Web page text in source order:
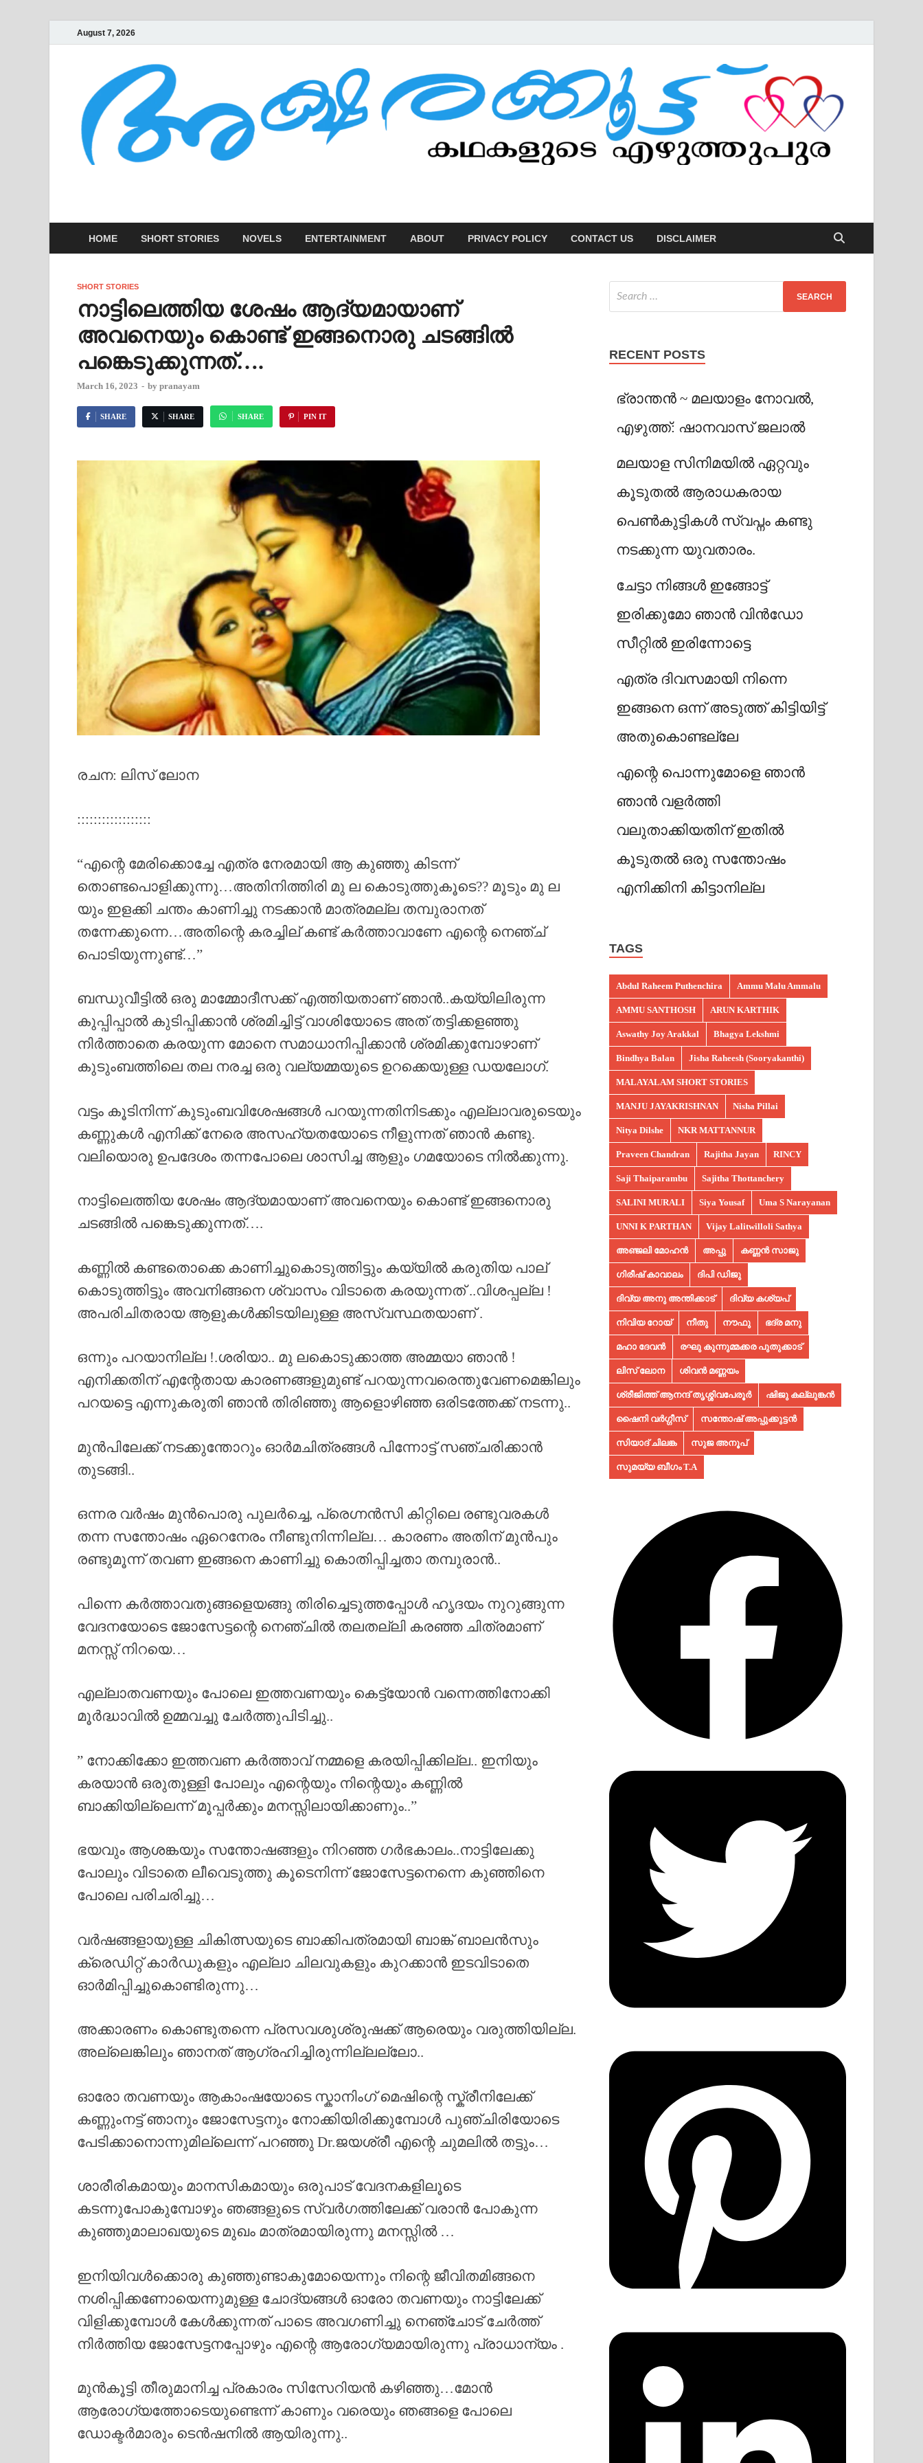
August 7, 2026
HOME SHORT STORIES NOVELS ENTERTAINMENT ABOUT PRIVACY POLICY CONTACT US DISCLAIMER
SHORT STORIES
നാട്ടിലെത്തിയ ശേഷം ആദ്യമായാണ്
അവനെയും കൊണ്ട് ഇങ്ങനൊരു ചടങ്ങിൽ
പങ്കെടുക്കുന്നത്….
March 16, 2023 - by pranayam
SHARE SHARE SHARE PIN IT
രചന: ലിസ് ലോന
::::::::::::::::::
“എന്റെ മേരിക്കൊച്ചേ എത്ര നേരമായി ആ കുഞ്ഞു കിടന്ന്
തൊണ്ടപൊളിക്കുന്നു…അതിനിത്തിരി മു ല കൊടുത്തുകൂടെ?? മൂടും മു ല
യും ഇളക്കി ചന്തം കാണിച്ചു നടക്കാൻ മാത്രമല്ല തമ്പുരാനത്
തന്നേക്കുന്നെ…അതിന്റെ കരച്ചില് കണ്ട് കർത്താവാണേ എന്റെ നെഞ്ച്
പൊടിയുന്നുണ്ട്…”
ബന്ധുവീട്ടിൽ ഒരു മാമ്മോദീസക്ക് എത്തിയതാണ് ഞാൻ..കയ്യിലിരുന്ന
കുപ്പിപ്പാൽ കുടിപ്പിക്കാൻ ശ്രമിച്ചിട്ട് വാശിയോടെ അത് തട്ടിക്കളഞ്ഞു
നിർത്താതെ കരയുന്ന മോനെ സമാധാനിപ്പിക്കാൻ ശ്രമിക്കുമ്പോഴാണ്
കുടുംബത്തിലെ തല നരച്ച ഒരു വല്യമ്മയുടെ ഉറക്കെയുള്ള ഡയലോഗ്.
വട്ടം കൂടിനിന്ന് കുടുംബവിശേഷങ്ങൾ പറയുന്നതിനിടക്കും എല്ലാവരുടെയും
കണ്ണുകൾ എനിക്ക് നേരെ അസഹ്യതയോടെ നീളുന്നത് ഞാൻ കണ്ടു.
വലിയൊരു ഉപദേശം തന്നപോലെ ശാസിച്ച ആളും ഗമയോടെ നിൽക്കുന്നു.
നാട്ടിലെത്തിയ ശേഷം ആദ്യമായാണ് അവനെയും കൊണ്ട് ഇങ്ങനൊരു
ചടങ്ങിൽ പങ്കെടുക്കുന്നത്….
കണ്ണിൽ കണ്ടതൊക്കെ കാണിച്ചുകൊടുത്തിട്ടും കയ്യിൽ കരുതിയ പാല്
കൊടുത്തിട്ടും അവനിങ്ങനെ ശ്വാസം വിടാതെ കരയുന്നത് ..വിശപ്പല്ല !
അപരിചിതരായ ആളുകൾക്കിടയിലുള്ള അസ്വസ്ഥതയാണ് .
ഒന്നും പറയാനില്ല !.ശരിയാ.. മു ലകൊടുക്കാത്ത അമ്മയാ ഞാൻ !
എനിക്കതിന് എന്റേതായ കാരണങ്ങളുമുണ്ട് പറയുന്നവരെന്തുവേണമെങ്കിലും
പറയട്ടെ എന്നുകരുതി ഞാൻ തിരിഞ്ഞു ആളൊഴിഞ്ഞ ഒരിടത്തേക്ക് നടന്നു..
മുൻപിലേക്ക് നടക്കുന്തോറും ഓർമചിത്രങ്ങൾ പിന്നോട്ട് സഞ്ചരിക്കാൻ
തുടങ്ങി..
ഒന്നര വർഷം മുൻപൊരു പുലർച്ചെ, പ്രെഗ്നൻസി കിറ്റിലെ രണ്ടുവരകൾ
തന്ന സന്തോഷം ഏറെനേരം നീണ്ടുനിന്നില്ല… കാരണം അതിന് മുൻപും
രണ്ടുമൂന്ന് തവണ ഇങ്ങനെ കാണിച്ചു കൊതിപ്പിച്ചതാ തമ്പുരാൻ..
പിന്നെ കർത്താവതുങ്ങളെയങ്ങു തിരിച്ചെടുത്തപ്പോൾ ഹൃദയം നുറുങ്ങുന്ന
വേദനയോടെ ജോസേട്ടന്റെ നെഞ്ചിൽ തലതല്ലി കരഞ്ഞ ചിത്രമാണ്
മനസ്സ് നിറയെ…
എല്ലാതവണയും പോലെ ഇത്തവണയും കെട്ട്യോൻ വന്നെത്തിനോക്കി
മൂർദ്ധാവിൽ ഉമ്മവച്ചു ചേർത്തുപിടിച്ചു..
” നോക്കിക്കോ ഇത്തവണ കർത്താവ് നമ്മളെ കരയിപ്പിക്കില്ല.. ഇനിയും
കരയാൻ ഒരുതുള്ളി പോലും എന്റെയും നിന്റെയും കണ്ണിൽ
ബാക്കിയില്ലെന്ന് മൂപ്പർക്കും മനസ്സിലായിക്കാണും..”
ഭയവും ആശങ്കയും സന്തോഷങ്ങളും നിറഞ്ഞ ഗർഭകാലം..നാട്ടിലേക്കു
പോലും വിടാതെ ലീവെടുത്തു കൂടെനിന്ന് ജോസേട്ടനെന്നെ കുഞ്ഞിനെ
പോലെ പരിചരിച്ചു…
വർഷങ്ങളായുള്ള ചികിത്സയുടെ ബാക്കിപത്രമായി ബാങ്ക് ബാലൻസും
ക്രെഡിറ്റ് കാർഡുകളും എല്ലാ ചിലവുകളും കുറക്കാൻ ഇടവിടാതെ
ഓർമിപ്പിച്ചുകൊണ്ടിരുന്നു…
അക്കാരണം കൊണ്ടുതന്നെ പ്രസവശുശ്രുഷക്ക് ആരെയും വരുത്തിയില്ല.
അല്ലെങ്കിലും ഞാനത് ആഗ്രഹിച്ചിരുന്നില്ലല്ലോ..
ഓരോ തവണയും ആകാംഷയോടെ സ്കാനിംഗ് മെഷിന്റെ സ്ക്രീനിലേക്ക്
കണ്ണുംനട്ട് ഞാനും ജോസേട്ടനും നോക്കിയിരിക്കുമ്പോൾ പുഞ്ചിരിയോടെ
പേടിക്കാനൊന്നുമില്ലെന്ന് പറഞ്ഞു Dr.ജയശ്രീ എന്റെ ചുമലിൽ തട്ടും…
ശാരീരികമായും മാനസികമായും ഒരുപാട് വേദനകളിലൂടെ
കടന്നുപോകുമ്പോഴും ഞങ്ങളുടെ സ്വർഗത്തിലേക്ക് വരാൻ പോകുന്ന
കുഞ്ഞുമാലാഖയുടെ മുഖം മാത്രമായിരുന്നു മനസ്സിൽ …
ഇനിയിവൾക്കൊരു കുഞ്ഞുണ്ടാകുമോയെന്നും നിന്റെ ജീവിതമിങ്ങനെ
നശിപ്പിക്കണോയെന്നുമുള്ള ചോദ്യങ്ങൾ ഓരോ തവണയും നാട്ടിലേക്ക്
വിളിക്കുമ്പോൾ കേൾക്കുന്നത് പാടെ അവഗണിച്ചു നെഞ്ചോട് ചേർത്ത്
നിർത്തിയ ജോസേട്ടനപ്പോഴും എന്റെ ആരോഗ്യമായിരുന്നു പ്രാധാന്യം .
മുൻകൂട്ടി തീരുമാനിച്ച പ്രകാരം സിസേറിയൻ കഴിഞ്ഞു…മോൻ
ആരോഗ്യത്തോടെയുണ്ടെന്ന് കാണും വരെയും ഞങ്ങളെ പോലെ
ഡോക്ടർമാരും ടെൻഷനിൽ ആയിരുന്നു..
RECENT POSTS
ഭ്രാന്തൻ ~ മലയാളം നോവൽ,
എഴുത്ത്: ഷാനവാസ് ജലാൽ
മലയാള സിനിമയിൽ ഏറ്റവും
കൂടുതൽ ആരാധകരായ
പെൺകുട്ടികൾ സ്വപ്നം കണ്ടു
നടക്കുന്ന യുവതാരം.
ചേട്ടാ നിങ്ങൾ ഇങ്ങോട്ട്
ഇരിക്കുമോ ഞാൻ വിൻഡോ
സീറ്റിൽ ഇരിന്നോട്ടെ
എത്ര ദിവസമായി നിന്നെ
ഇങ്ങനെ ഒന്ന് അടുത്ത് കിട്ടിയിട്ട്
അതുകൊണ്ടല്ലേ
എന്റെ പൊന്നുമോളെ ഞാൻ
ഞാൻ വളർത്തി
വലുതാക്കിയതിന് ഇതിൽ
കൂടുതൽ ഒരു സന്തോഷം
എനിക്കിനി കിട്ടാനില്ല
TAGS
Abdul Raheem Puthenchira Ammu Malu Ammalu
AMMU SANTHOSH ARUN KARTHIK
Aswathy Joy Arakkal Bhagya Lekshmi
Bindhya Balan Jisha Raheesh (Sooryakanthi)
MALAYALAM SHORT STORIES
MANJU JAYAKRISHNAN Nisha Pillai
Nitya Dilshe NKR MATTANNUR
Praveen Chandran Rajitha Jayan RINCY
Saji Thaiparambu Sajitha Thottanchery
SALINI MURALI Siya Yousaf Uma S Narayanan
UNNI K PARTHAN Vijay Lalitwilloli Sathya
അഞ്ജലി മോഹൻ അപ്പു കണ്ണൻ സാജു
ഗിരീഷ് കാവാലം ദിപി ഡിജു
ദിവ്യ അനു അന്തിക്കാട് ദിവ്യ കശ്യപ്
നിവിയ റോയ് നീതു നൗഫു ഭദ്ര മനു
മഹാ ദേവൻ രഘു കുന്നുമ്മക്കര പുതുക്കാട്
ലിസ് ലോന ശിവൻ മണ്ണയം
ശ്രീജിത്ത് ആനന്ദ് തൃശ്ശിവപേരൂർ ഷിജു കല്ലുങ്കൻ
ഷൈനി വർഗ്ഗീസ് സന്തോഷ് അപ്പുക്കുട്ടൻ
സിയാദ് ചിലങ്ക സുജ അനൂപ്‌
സുമയ്യ ബീഗം T.A